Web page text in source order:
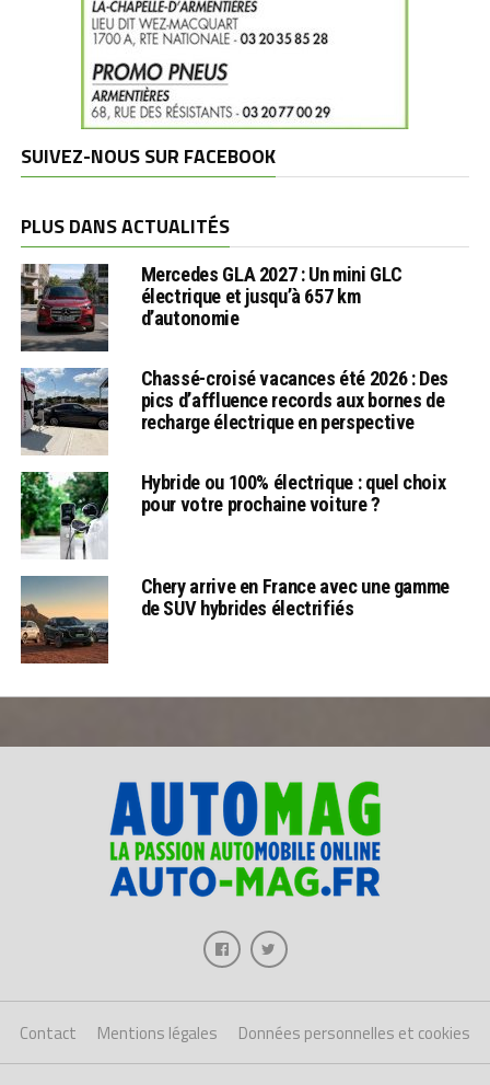
SUIVEZ-NOUS SUR FACEBOOK
PLUS DANS ACTUALITÉS
Mercedes GLA 2027 : Un mini GLC
électrique et jusqu’à 657 km
d’autonomie
Chassé-croisé vacances été 2026 : Des
pics d’affluence records aux bornes de
recharge électrique en perspective
Hybride ou 100% électrique : quel choix
pour votre prochaine voiture ?
Chery arrive en France avec une gamme
de SUV hybrides électrifiés
Contact Mentions légales Données personnelles et cookies